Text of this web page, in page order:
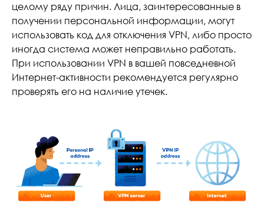
целому ряду причин. Лица, заинтересованные в
получении персональной информации, могут
использовать код для отключения VPN, либо просто
иногда система может неправильно работать.
При использовании VPN в вашей повседневной
Интернет-активности рекомендуется регулярно
проверять его на наличие утечек.